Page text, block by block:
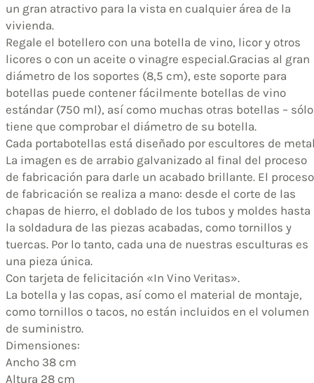
un gran atractivo para la vista en cualquier área de la
vivienda.
Regale el botellero con una botella de vino, licor y otros
licores o con un aceite o vinagre especial.Gracias al gran
diámetro de los soportes (8,5 cm), este soporte para
botellas puede contener fácilmente botellas de vino
estándar (750 ml), así como muchas otras botellas – sólo
tiene que comprobar el diámetro de su botella.
Cada portabotellas está diseñado por escultores de
La imagen es de arrabio galvanizado al final del proceso
de fabricación para darle un acabado brillante. El proceso
de fabricación se realiza a mano: desde el corte de las
chapas de hierro, el doblado de los tubos y moldes hasta
la soldadura de las piezas acabadas, como tornillos y
tuercas. Por lo tanto, cada una de nuestras esculturas es
una pieza única.
Con tarjeta de felicitación «In Vino Veritas».
La botella y las copas, así como el material de montaje,
como tornillos o tacos, no están incluidos en el volumen
de suministro.
Dimensiones:
Ancho 38 cm
Altura 28 cm